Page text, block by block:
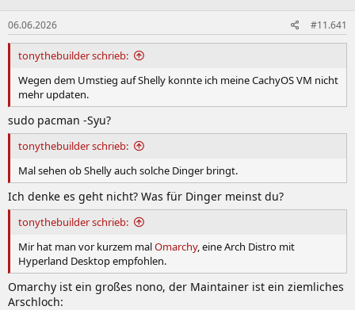
r
m
06.06.2026 #11.641
tonythebuilder schrieb:
Wegen dem Umstieg auf Shelly konnte ich meine CachyOS VM nicht
mehr updaten.
sudo pacman -Syu?
tonythebuilder schrieb:
Mal sehen ob Shelly auch solche Dinger bringt.
Ich denke es geht nicht? Was für Dinger meinst du?
tonythebuilder schrieb:
Mir hat man vor kurzem malOmarchy, eine Arch Distro mit
Hyperland Desktop empfohlen.
Omarchy ist ein großes nono, der Maintainer ist ein ziemliches
Arschloch: